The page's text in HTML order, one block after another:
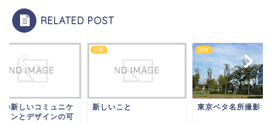
RELATED POST
の新しいコミュニケ
ョンとデザインの可
日常
新しいこと
日常
東京ベタ名所撮影